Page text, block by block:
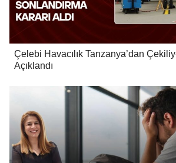
Çelebi Havacılık Tanzanya’dan
Açıklandı